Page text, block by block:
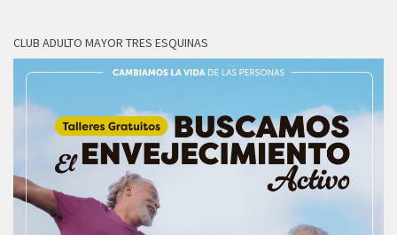
CLUB ADULTO MAYOR TRES ESQUINAS